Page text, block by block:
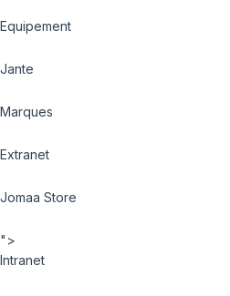
Equipement
Jante
Marques
Extranet
Jomaa Store
">
Intranet